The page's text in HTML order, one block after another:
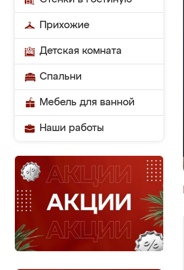
Прихожие
Детская комната
Спальни
Мебель для ванной
Наши работы